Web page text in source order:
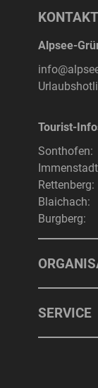
KONTAKT
Alpsee-
Tourist-
Sonthofen:
Rettenberg:
Blaichach:
Burgberg:
SERVICE